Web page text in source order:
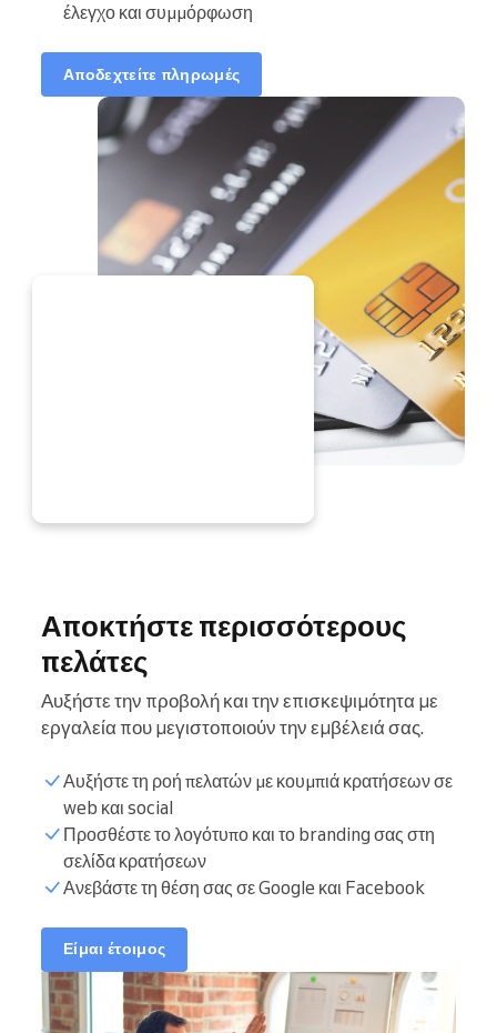
έλεγχο και συμμόρφωση
Αποδεχτείτε πληρωμές
Αποκτήστε περισσότερους
πελάτες
Αυξήστε την προβολή και την επισκεψιμότητα με
εργαλεία που μεγιστοποιούν την εμβέλειά σας.
Αυξήστε τη ροή πελατών με κουμπιά κρατήσεων σε
web και social
Προσθέστε το λογότυπο και το branding σας στη
σελίδα κρατήσεων
Ανεβάστε τη θέση σας σε Google και Facebook
Είμαι έτοιμος